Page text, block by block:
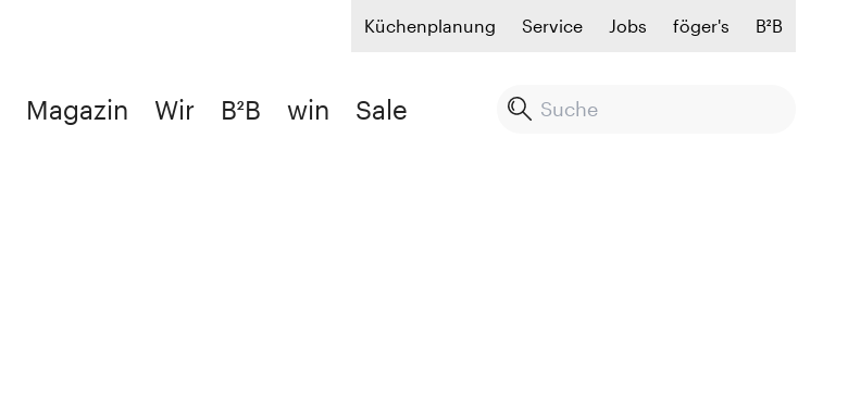
Küchenplanung Service Jobs föger's B²B
Magazin Wir B²B win Sale